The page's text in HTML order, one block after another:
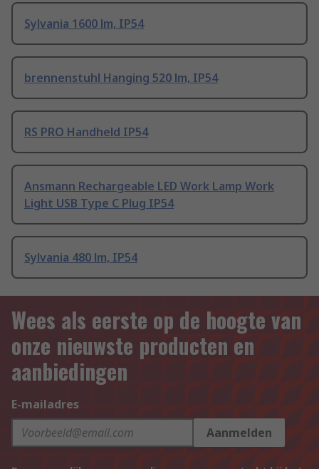
Sylvania 1600 lm, IP54
brennenstuhl Hanging 520 lm, IP54
RS PRO Handheld IP54
Ansmann Rechargeable LED Work Lamp Work
Light USB Type C Plug IP54
Sylvania 480 lm, IP54
Wees als eerste op de hoogte van
onze nieuwste producten en
aanbiedingen
E-mailadres
Aanmelden